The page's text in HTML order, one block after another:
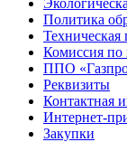
Политика
Техническая
Комиссия по
ППО
Реквизиты
Контактная
Интернет-
Закупки